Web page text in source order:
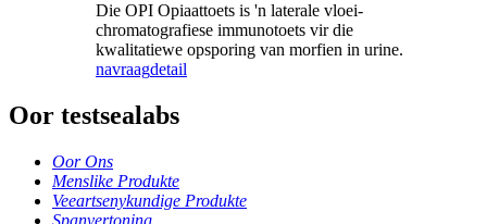
Die OPI Opiaattoets is 'n laterale vloei-
chromatografiese immunotoets vir die
kwalitatiewe opsporing van morfien in urine.
navraagdetail
Oor testsealabs
Oor Ons
Menslike Produkte
Veeartsenykundige Produkte